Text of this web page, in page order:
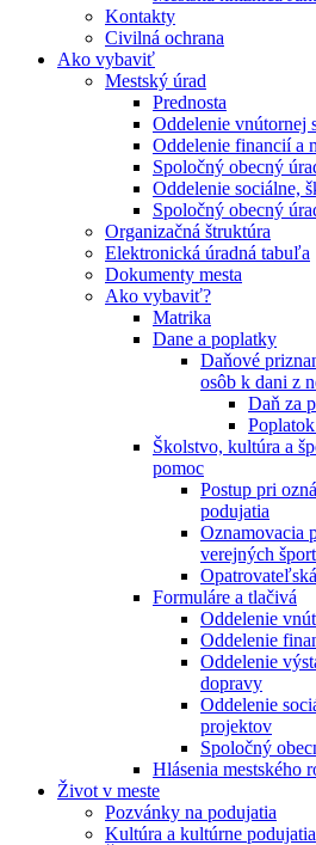
Kontakty
Civilná ochrana
Ako vybaviť
Mestský úrad
Prednosta
Oddelenie vnútornej
Oddelenie financií a
Spoločný obecný
Oddelenie sociálne,
Spoločný obecný
Organizačná štruktúra
Elektronická úradná tabuľa
Dokumenty mesta
Ako vybaviť?
Matrika
Dane a poplatky
Daňové
osôb k dani z
Daň za
Školstvo, kultúra a
pomoc
Postup pri
podujatia
Oznamovacia
verejných
Formuláre a tlačivá
Oddelenie
Oddelenie
Oddelenie
dopravy
Oddelenie
projektov
Spoločný
Hlásenia mestského
Život v meste
Pozvánky na podujatia
Kultúra a kultúrne podujatia